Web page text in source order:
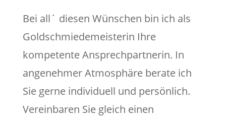
Bei all´ diesen Wünschen bin ich als
Goldschmiedemeisterin Ihre
kompetente Ansprechpartnerin. In
angenehmer Atmosphäre berate ich
Sie gerne individuell und persönlich.
Vereinbaren Sie gleich einen